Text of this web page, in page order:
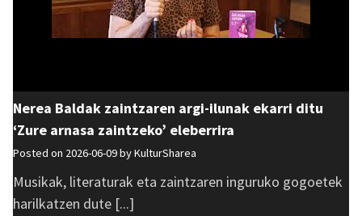
Nerea Baldak zaintzaren argi-ilunak ekarri ditu
‘Zure arnasa zaintzeko’ eleberrira
Posted on 2026-06-09 byKulturSharea
Musikak, literaturak eta zaintzaren inguruko gogoetek
harilkatzen dute [...]